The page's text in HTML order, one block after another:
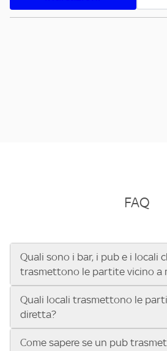
FAQ
Quali sono i bar, i pub e i locali
trasmettono le partite vicino a
Se cerchi un bar, pub, ristorante o
vedere le partite di Serie A ENILIVE, la
UEFA Champions League, la UEFA
Conference League, il Tennis, la
Quali locali trasmettono le
diretta?
Vuoi sapere quali bar, pub o
Come sapere se un pub